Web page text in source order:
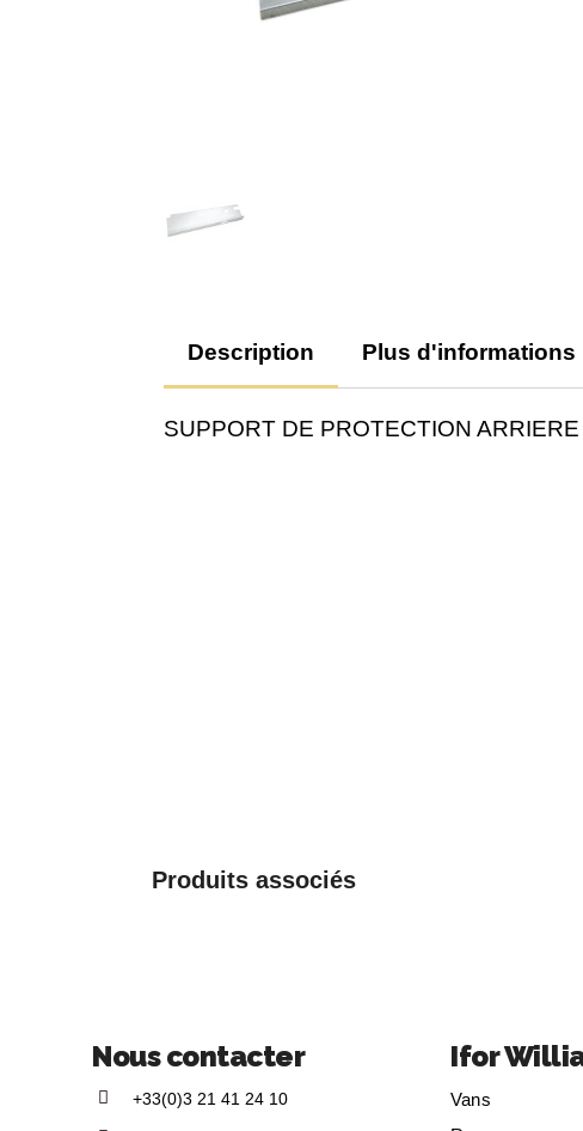
Description Plus d'informations
SUPPORT DE PROTECTION
Produits associés
Nous contacter
+33(0)3 21 41 24 10
Ifor
Vans